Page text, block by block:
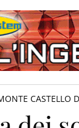
CASTELLO